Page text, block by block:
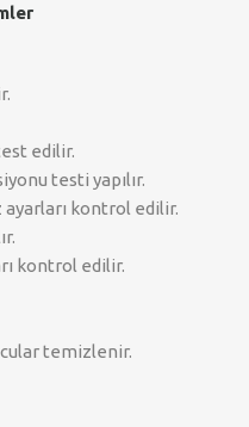
edilir.
testi yapılır.
ayarları kontrol edilir.
kontrol edilir.
temizlenir.